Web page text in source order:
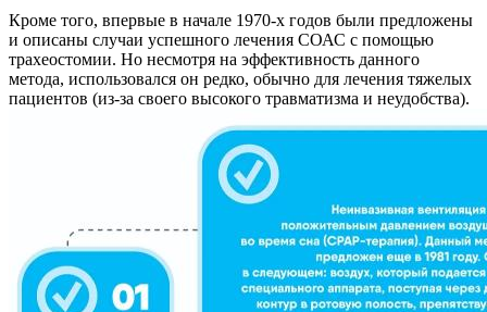
Кроме того, впервые в начале 1970-х годов были предложены
и описаны случаи успешного лечения СОАС с помощью
трахеостомии. Но несмотря на эффективность данного
метода, использовался он редко, обычно для лечения тяжелых
пациентов (из-за своего высокого травматизма и неудобства).